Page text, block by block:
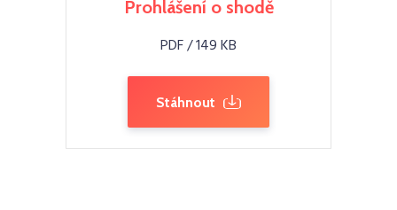
Prohlášení o shodě
PDF / 149 KB
Stáhnout